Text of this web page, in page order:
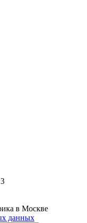
в Москве
данных